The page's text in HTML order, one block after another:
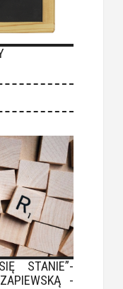
STANIE”-
-